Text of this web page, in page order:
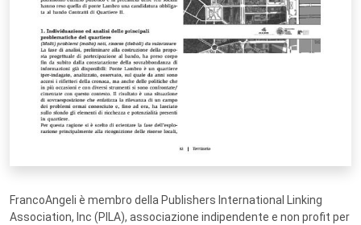
FrancoAngeli è membro della Publishers International Linking
Association, Inc (PILA), associazione indipendente e non profit per